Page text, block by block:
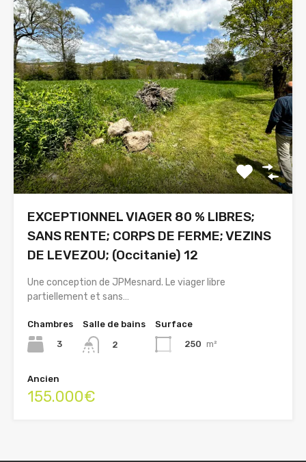
EXCEPTIONNEL VIAGER 80 % LIBRES;
SANS RENTE; CORPS DE FERME; VEZINS
DE LEVEZOU; (Occitanie) 12
Une conception de JPMesnard. Le viager libre
partiellement et sans…
Chambres
3
Salle de bains
2
Surface
250 m²
Ancien
155.000€